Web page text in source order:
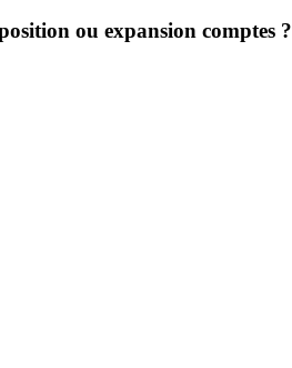
ou expansion comptes ?